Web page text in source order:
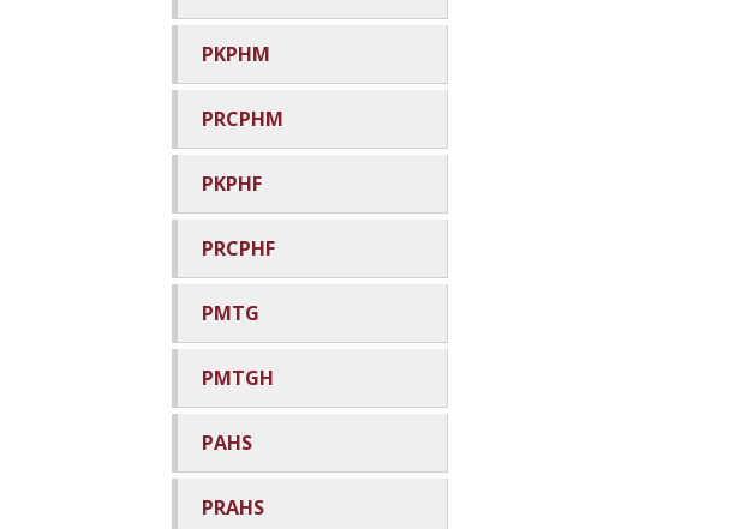
PKPHM
PRCPHM
PKPHF
PRCPHF
PMTG
PMTGH
PAHS
PRAHS